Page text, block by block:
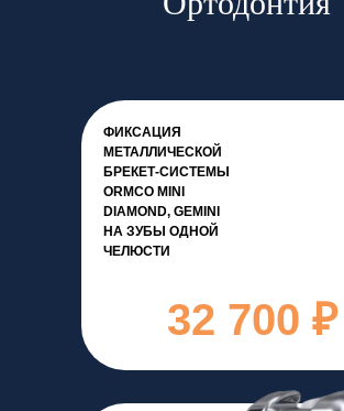
ФИКСАЦИЯ
МЕТАЛЛИЧЕСКОЙ
БРЕКЕТ-СИСТЕМЫ
ORMCO MINI
DIAMOND, GEMINI
НА ЗУБЫ ОДНОЙ
ЧЕЛЮСТИ
32 700 ₽